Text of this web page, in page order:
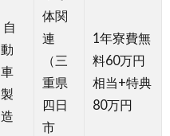
自
動
車
製
造
体関
連
（三
重県
四日
市
1年寮費無
料60万円
相当+特典
80万円